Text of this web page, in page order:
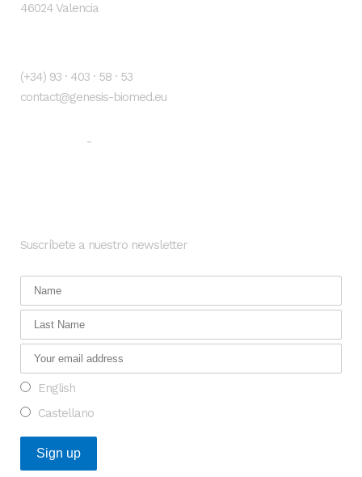
46024 Valencia
(+34) 93 · 403 · 58 · 53
contact@genesis-biomed.eu
-
Suscríbete a nuestro newsletter
English
Castellano